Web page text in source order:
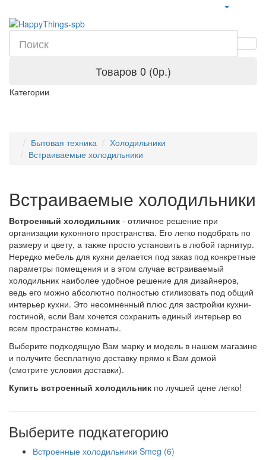
Товаров 0 (0р.)
Категории
Бытовая техника
Холодильники
Встраиваемые холодильники
Встраиваемые холодильники
Встроенный холодильник - отличное решение при
организации кухонного пространства. Его легко подобрать по
размеру и цвету, а также просто установить в любой гарнитур.
Нередко мебель для кухни делается под заказ под конкретные
параметры помещения и в этом случае встраиваемый
холодильник наиболее удобное решение для дизайнеров,
ведь его можно абсолютно полностью стилизовать под общий
интерьер кухни. Это несомненный плюс для застройки кухни-
гостиной, если Вам хочется сохранить единый интерьер во
всем пространстве комнаты.
Выберите подходящую Вам марку и модель в нашем магазине
и получите бесплатную доставку прямо к Вам домой
(смотрите условия доставки).
Купить встроенный холодильник по лучшей цене легко!
Выберите подкатегорию
Встроенные холодильники Smeg (6)